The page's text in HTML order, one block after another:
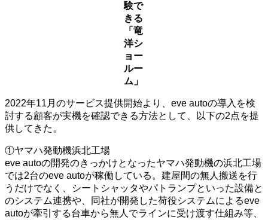
験で
きる
「竜
洋シ
ョー
ルー
ム」
2022年11月のサービス提供開始より、eve autoの導入を検
討する顧客が実機を確認できる方法として、以下の2点を提
供してきた。
①ヤマハ発動機浜北工場
eve autoの開発のきっかけとなったヤマハ発動機の浜北工場
では2台のeve autoが稼働している。建屋間の無人搬送を行
うだけでなく、シートシャッタやパトランプといった設備と
のシステム連携や、同社が開発した荷役システムによるeve
autoが牽引する台車から無人でラインに受け渡す仕組み等、